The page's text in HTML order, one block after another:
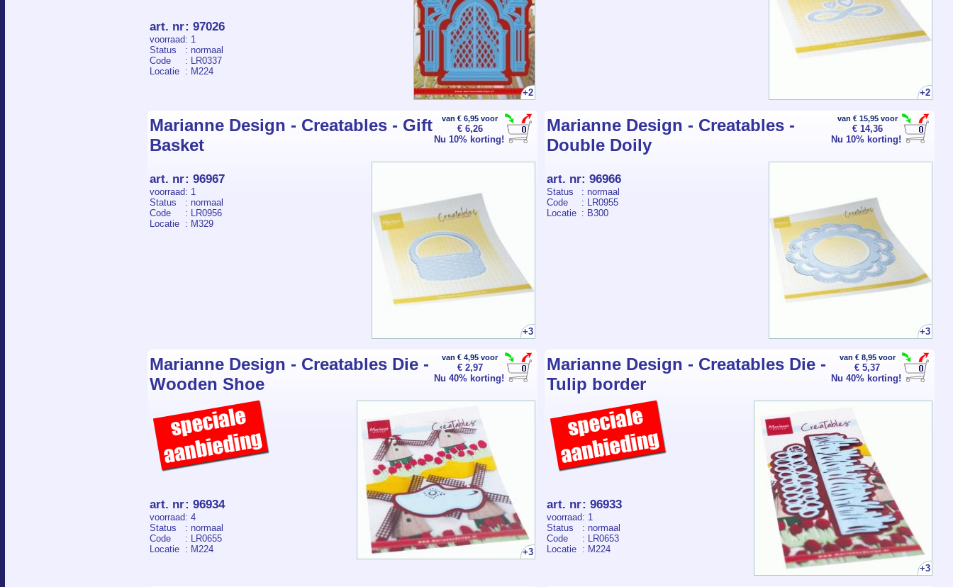
+2
art. nr: 97026
voorraad: 1
Status
: normaal
Code
: LR0337
Locatie
: M224
+2
van € 6,95 voor
€ 6,26
Nu 10% korting!
Marianne Design - Creatables - Gift
Basket
+3
art. nr: 96967
voorraad: 1
Status
: normaal
Code
: LR0956
Locatie
: M329
van € 15,95 voor
€ 14,36
Nu 10% korting!
Marianne Design - Creatables -
Double Doily
+3
art. nr: 96966
Status
: normaal
Code
: LR0955
Locatie : B300
van € 4,95 voor
€ 2,97
Nu 40% korting!
Marianne Design - Creatables Die -
Wooden Shoe
+3
art. nr: 96934
voorraad: 4
Status
: normaal
Code
: LR0655
Locatie
: M224
van € 8,95 voor
€ 5,37
Nu 40% korting!
Marianne Design - Creatables Die -
Tulip border
+3
art. nr: 96933
voorraad: 1
Status
: normaal
Code
: LR0653
Locatie
: M224